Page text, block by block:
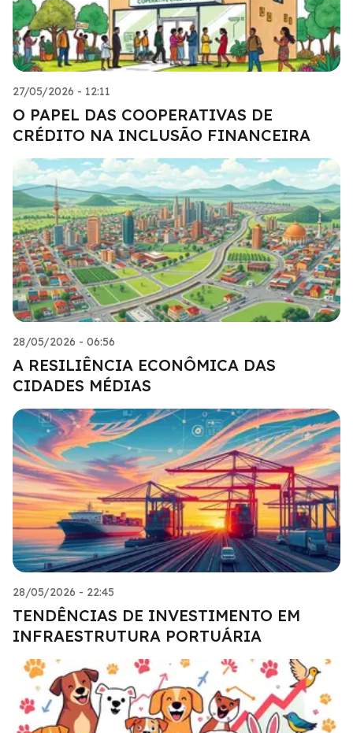
27/05/2026 - 12:11
O PAPEL DAS COOPERATIVAS DE
CRÉDITO NA INCLUSÃO FINANCEIRA
28/05/2026 - 06:56
A RESILIÊNCIA ECONÔMICA DAS
CIDADES MÉDIAS
28/05/2026 - 22:45
TENDÊNCIAS DE INVESTIMENTO EM
INFRAESTRUTURA PORTUÁRIA